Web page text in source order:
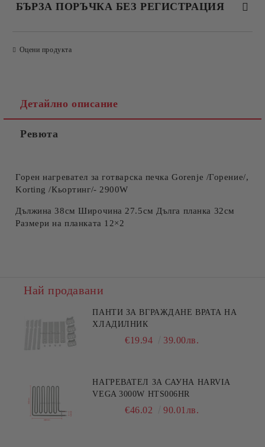
БЪРЗА ПОРЪЧКА БЕЗ РЕГИСТРАЦИЯ
Оцени продукта
Детайлно описание
Ревюта
Горен нагревател за готварска печка Gorenje /Горение/,
Korting /Кьортинг/- 2900W
Дължина 38см Широчина 27.5см Дълга планка 32см
Размери на планката 12×2
Най продавани
ПАНТИ ЗА ВГРАЖДАНЕ ВРАТА НА
ХЛАДИЛНИК
€19.94 39.00лв.
НАГРЕВАТЕЛ ЗА САУНА HARVIA
VEGA 3000W HTS006HR
€46.02 90.01лв.